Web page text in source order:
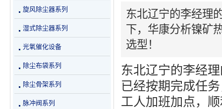
东北辽宁的李经理
下，华康分析镍矿
选型！
东北辽宁的李经
已经按期完成任
工人加班加点，
旋风除尘器系列
湿式除尘器系列
光氧催化设备
除尘布袋系列
除尘骨架系列
脉冲阀系列